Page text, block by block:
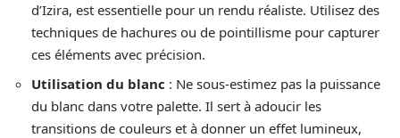
d’Izira, est essentielle pour un rendu réaliste. Utilisez des
techniques de hachures ou de pointillisme pour capturer
ces éléments avec précision.
Utilisation du blanc : Ne sous-estimez pas la puissance
du blanc dans votre palette. Il sert à adoucir les
transitions de couleurs et à donner un effet lumineux,